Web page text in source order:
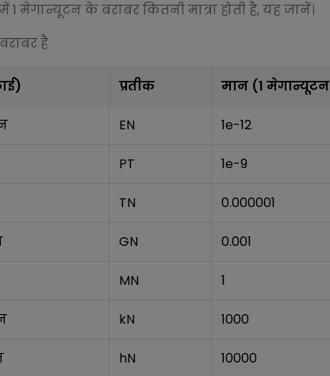
1 मेगान्यूटनके बराबर कितनी मात्रा होती है, यह जानें।
बराबर है
प्रतीक मान (1 मेगान्यूटन
EN 1e-12
PT 1e-9
TN 0.000001
GN 0.001
MN 1
kN 1000
hN 10000